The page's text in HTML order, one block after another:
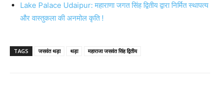
Lake Palace Udaipur: महाराणा जगत सिंह द्वितीय द्वारा निर्मित स्थापत्य
और वास्तुकला की अनमोल कृति !
TAGS जसवंत थड़ा थड़ा महाराजा जसवंत सिंह द्वितीय